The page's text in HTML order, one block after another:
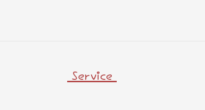
Service